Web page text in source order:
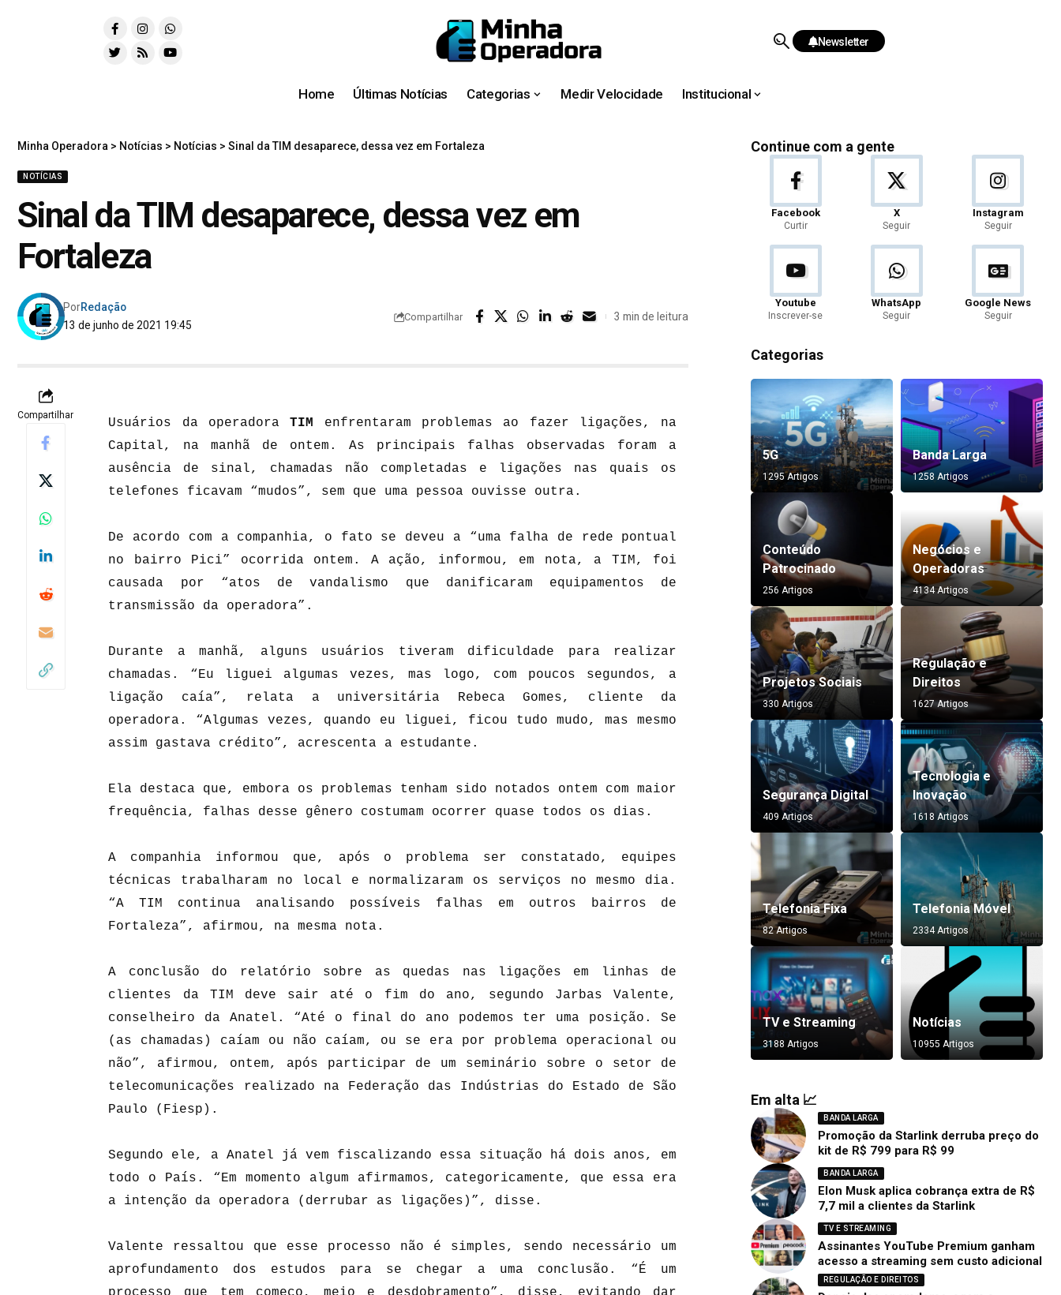
Newsletter
Home Últimas Notícias Categorias Medir Velocidade Institucional
Minha Operadora > Notícias > Notícias > Sinal da TIM desaparece, dessa vez em Fortaleza
NOTÍCIAS
Sinal da TIM desaparece, dessa vez em
Fortaleza
13 de junho de 2021 19:45
PorRedação
Compartilhar 3 min de leitura
Compartilhar
Usuários da operadoraTIM enfrentaram problemas ao fazer ligações, na
Capital, na manhã de ontem. As principais falhas observadas foram a
ausência de sinal, chamadas não completadas e ligações nas quais os
telefones ficavam “mudos”, sem que uma pessoa ouvisse outra.
De acordo com a companhia, o fato se deveu a “uma falha de rede pontual
no bairro Pici” ocorrida ontem. A ação, informou, em nota, a TIM, foi
causada por “atos de vandalismo que danificaram equipamentos de
transmissão da operadora”.
Durante a manhã, alguns usuários tiveram dificuldade para realizar
chamadas. “Eu liguei algumas vezes, mas logo, com poucos segundos, a
ligação caía”, relata a universitária Rebeca Gomes, cliente da
operadora. “Algumas vezes, quando eu liguei, ficou tudo mudo, mas mesmo
assim gastava crédito”, acrescenta a estudante.
Ela destaca que, embora os problemas tenham sido notados ontem com maior
frequência, falhas desse gênero costumam ocorrer quase todos os dias.
A companhia informou que, após o problema ser constatado, equipes
técnicas trabalharam no local e normalizaram os serviços no mesmo dia.
“A TIM continua analisando possíveis falhas em outros bairros de
Fortaleza”, afirmou, na mesma nota.
A conclusão do relatório sobre as quedas nas ligações em linhas de
clientes da TIM deve sair até o fim do ano, segundo Jarbas Valente,
conselheiro da Anatel. “Até o final do ano podemos ter uma posição. Se
(as chamadas) caíam ou não caíam, ou se era por problema operacional ou
não”, afirmou, ontem, após participar de um seminário sobre o setor de
telecomunicações realizado na Federação das Indústrias do Estado de São
Paulo (Fiesp).
Segundo ele, a Anatel já vem fiscalizando essa situação há dois anos, em
todo o País. “Em momento algum afirmamos, categoricamente, que essa era
a intenção da operadora (derrubar as ligações)”, disse.
Valente ressaltou que esse processo não é simples, sendo necessário um
aprofundamento dos estudos para se chegar a uma conclusão. “É um
Continue com a gente
Facebook
Curtir
X
Seguir
Instagram
Seguir
Youtube
Inscrever-se
WhatsApp
Seguir
Google News
Seguir
Categorias
5G
1295 Artigos
Banda Larga
1258 Artigos
Conteúdo
Patrocinado
256 Artigos
Negócios e
Operadoras
4134 Artigos
Projetos Sociais
330 Artigos
Regulação e
Direitos
1627 Artigos
Segurança Digital
409 Artigos
Tecnologia e
Inovação
1618 Artigos
Telefonia Fixa
82 Artigos
Telefonia Móvel
2334 Artigos
TV e Streaming
3188 Artigos
Notícias
10955 Artigos
Em alta 📈
BANDA LARGA
Promoção da Starlink derruba preço do
kit de R$ 799 para R$ 99
BANDA LARGA
Elon Musk aplica cobrança extra de R$
7,7 mil a clientes da Starlink
TV E STREAMING
Assinantes YouTube Premium ganham
acesso a streaming sem custo adicional
REGULAÇÃO E DIREITOS